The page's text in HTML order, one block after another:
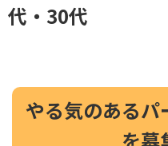
代・30代
やる気のあるパ
を